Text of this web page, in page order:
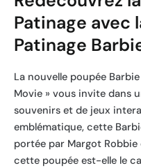
Patinage avec
Patinage
La nouvelle poupée
Movie » vous invite dans
souvenirs et de jeux
emblématique, cette
portée par Margot Robbie
cette poupée est-elle le